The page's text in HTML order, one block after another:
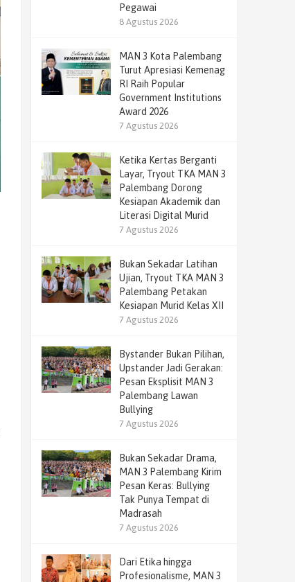
Pegawai
8 Agustus 2026
MAN 3 Kota Palembang
Turut Apresiasi Kemenag
RI Raih Popular
Government Institutions
Award 2026
7 Agustus 2026
Ketika Kertas Berganti
Layar, Tryout TKA MAN 3
Palembang Dorong
Kesiapan Akademik dan
Literasi Digital Murid
7 Agustus 2026
Bukan Sekadar Latihan
Ujian, Tryout TKA MAN 3
Palembang Petakan
Kesiapan Murid Kelas XII
7 Agustus 2026
Bystander Bukan Pilihan,
Upstander Jadi Gerakan:
Pesan Eksplisit MAN 3
Palembang Lawan
Bullying
7 Agustus 2026
Bukan Sekadar Drama,
MAN 3 Palembang Kirim
Pesan Keras: Bullying
Tak Punya Tempat di
Madrasah
7 Agustus 2026
Dari Etika hingga
Profesionalisme, MAN 3